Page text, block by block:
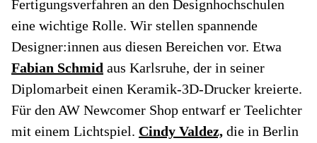
Fertigungsverfahren an den Designhochschulen
eine wichtige Rolle. Wir stellen spannende
Designer:innen aus diesen Bereichen vor. Etwa
Fabian Schmid aus Karlsruhe, der in seiner
Diplomarbeit einen Keramik-3D-Drucker kreierte.
Für den AW Newcomer Shop entwarf er Teelichter
mit einem Lichtspiel. Cindy Valdez, die in Berlin